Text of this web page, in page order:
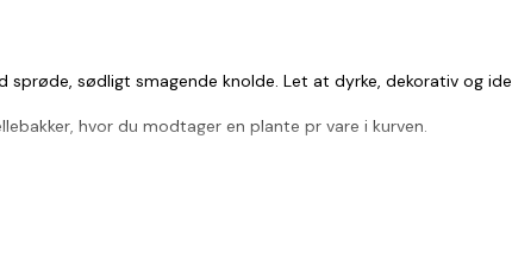
sødligt smagende knolde. Let at dyrke, dekorativ og
hvor du modtager en plante pr vare i kurven.
pålægges et specialtillæg på 50 kr. i fragt (gratis fragt ved
oca, vil fragten være 99 kr. + 50 kr.